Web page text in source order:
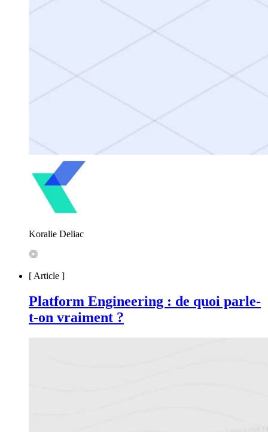
Koralie Deliac
[ Article ]
Platform Engineering : de quoi parle-
t-on vraiment ?